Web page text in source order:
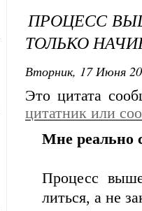
ПРОЦЕСС
ТОЛЬКО
Вторник, 17 Июня
Это цитата
цитатник или
Мне реально
Процесс
литься, а не